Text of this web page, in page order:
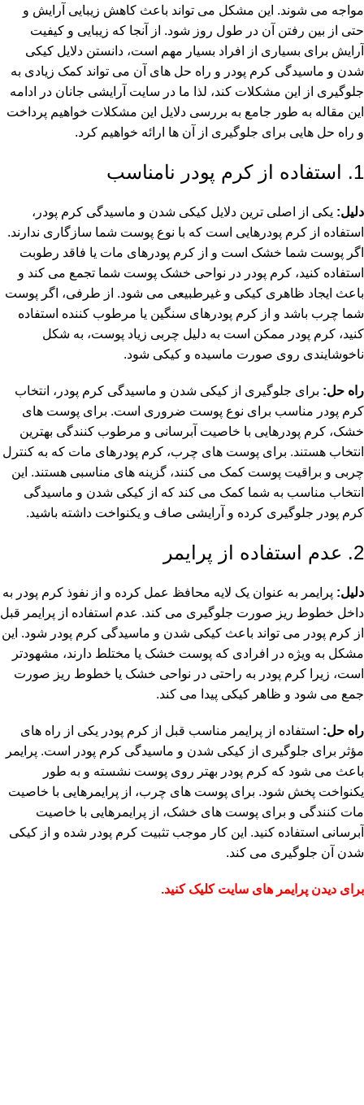
مواجه می شوند. این مشکل می تواند باعث کاهش زیبایی آرایش و
حتی از بین رفتن آن در طول روز شود. از آنجا که زیبایی و کیفیت
آرایش برای بسیاری از افراد بسیار مهم است، دانستن دلایل کیکی
شدن و ماسیدگی کرم پودر و راه حل های آن می تواند کمک زیادی به
جلوگیری از این مشکلات کند، لذا ما در سایت آرایشی جانان در ادامه
این مقاله به طور جامع به بررسی دلایل این مشکلات خواهیم پرداخت
و راه حل هایی برای جلوگیری از آن ها ارائه خواهیم کرد.
1. استفاده از کرم پودر نامناسب
دلیل: یکی از اصلی ترین دلایل کیکی شدن و ماسیدگی کرم پودر،
استفاده از کرم پودرهایی است که با نوع پوست شما سازگاری ندارند.
اگر پوست شما خشک است و از کرم پودرهای مات یا فاقد رطوبت
استفاده کنید، کرم پودر در نواحی خشک پوست شما تجمع می کند و
باعث ایجاد ظاهری کیکی و غیرطبیعی می شود. از طرفی، اگر پوست
شما چرب باشد و از کرم پودرهای سنگین یا مرطوب کننده استفاده
کنید، کرم پودر ممکن است به دلیل چربی زیاد پوست، به شکل
ناخوشایندی روی صورت ماسیده و کیکی شود.
راه حل: برای جلوگیری از کیکی شدن و ماسیدگی کرم پودر، انتخاب
کرم پودر مناسب برای نوع پوست ضروری است. برای پوست های
خشک، کرم پودرهایی با خاصیت آبرسانی و مرطوب کنندگی بهترین
انتخاب هستند. برای پوست های چرب، کرم پودرهای مات که به کنترل
چربی و براقیت پوست کمک می کنند، گزینه های مناسبی هستند. این
انتخاب مناسب به شما کمک می کند که از کیکی شدن و ماسیدگی
کرم پودر جلوگیری کرده و آرایشی صاف و یکنواخت داشته باشید.
2. عدم استفاده از پرایمر
دلیل: پرایمر به عنوان یک لایه محافظ عمل کرده و از نفوذ کرم پودر به
داخل خطوط ریز صورت جلوگیری می کند. عدم استفاده از پرایمر قبل
از کرم پودر می تواند باعث کیکی شدن و ماسیدگی کرم پودر شود. این
مشکل به ویژه در افرادی که پوست خشک یا مختلط دارند، مشهودتر
است، زیرا کرم پودر به راحتی در نواحی خشک یا خطوط ریز صورت
جمع می شود و ظاهر کیکی پیدا می کند.
راه حل: استفاده از پرایمر مناسب قبل از کرم پودر یکی از راه های
مؤثر برای جلوگیری از کیکی شدن و ماسیدگی کرم پودر است. پرایمر
باعث می شود که کرم پودر بهتر روی پوست نشسته و به طور
یکنواخت پخش شود. برای پوست های چرب، از پرایمرهایی با خاصیت
مات کنندگی و برای پوست های خشک، از پرایمرهایی با خاصیت
آبرسانی استفاده کنید. این کار موجب تثبیت کرم پودر شده و از کیکی
شدن آن جلوگیری می کند.
برای دیدن پرایمر های سایت کلیک کنید.